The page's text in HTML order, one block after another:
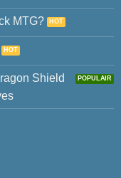
MTG?
Shield